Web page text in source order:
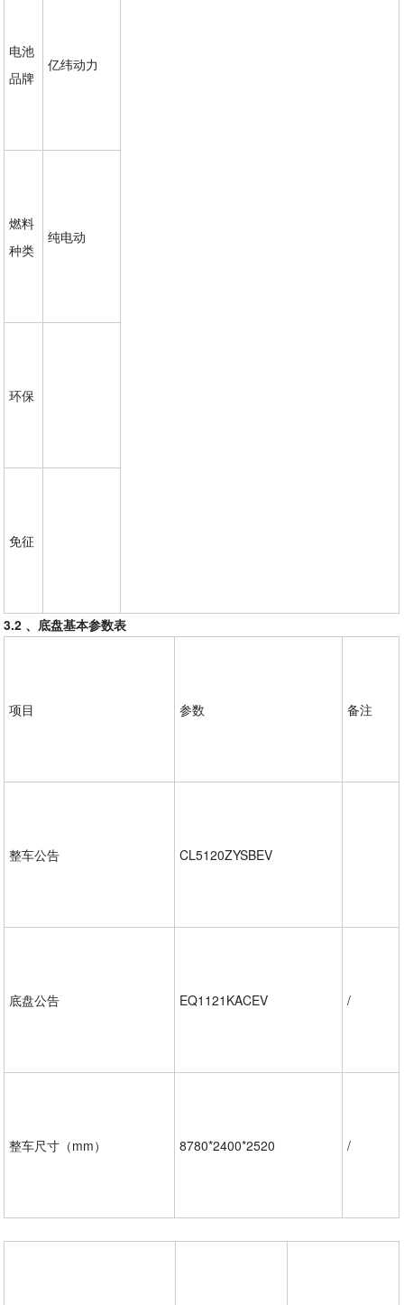
电池
品牌
亿纬动力
燃料
种类
纯电动
环保
免征
3.2 、底盘基本参数表
项目 参数 备注
整车公告 CL5120ZYSBEV
底盘公告 EQ1121KACEV /
整车尺寸（mm） 8780*2400*2520 /